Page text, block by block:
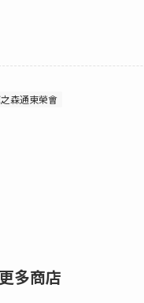
森通東榮會
多商店